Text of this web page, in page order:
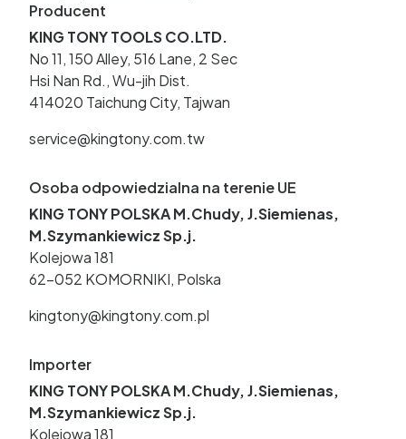
Producent
KING TONY TOOLS CO.LTD.
No 11, 150 Alley, 516 Lane, 2 Sec
Hsi Nan Rd., Wu-jih Dist.
414020 Taichung City, Tajwan
service@kingtony.com.tw
Osoba odpowiedzialna na terenie UE
KING TONY POLSKA M.Chudy, J.Siemienas,
M.Szymankiewicz Sp.j.
Kolejowa 181
62-052 KOMORNIKI, Polska
kingtony@kingtony.com.pl
Importer
KING TONY POLSKA M.Chudy, J.Siemienas,
M.Szymankiewicz Sp.j.
Kolejowa 181